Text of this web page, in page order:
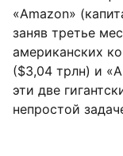
«Amazon»
заняв третье
американских
($3,04 трлн) и
эти две
непростой